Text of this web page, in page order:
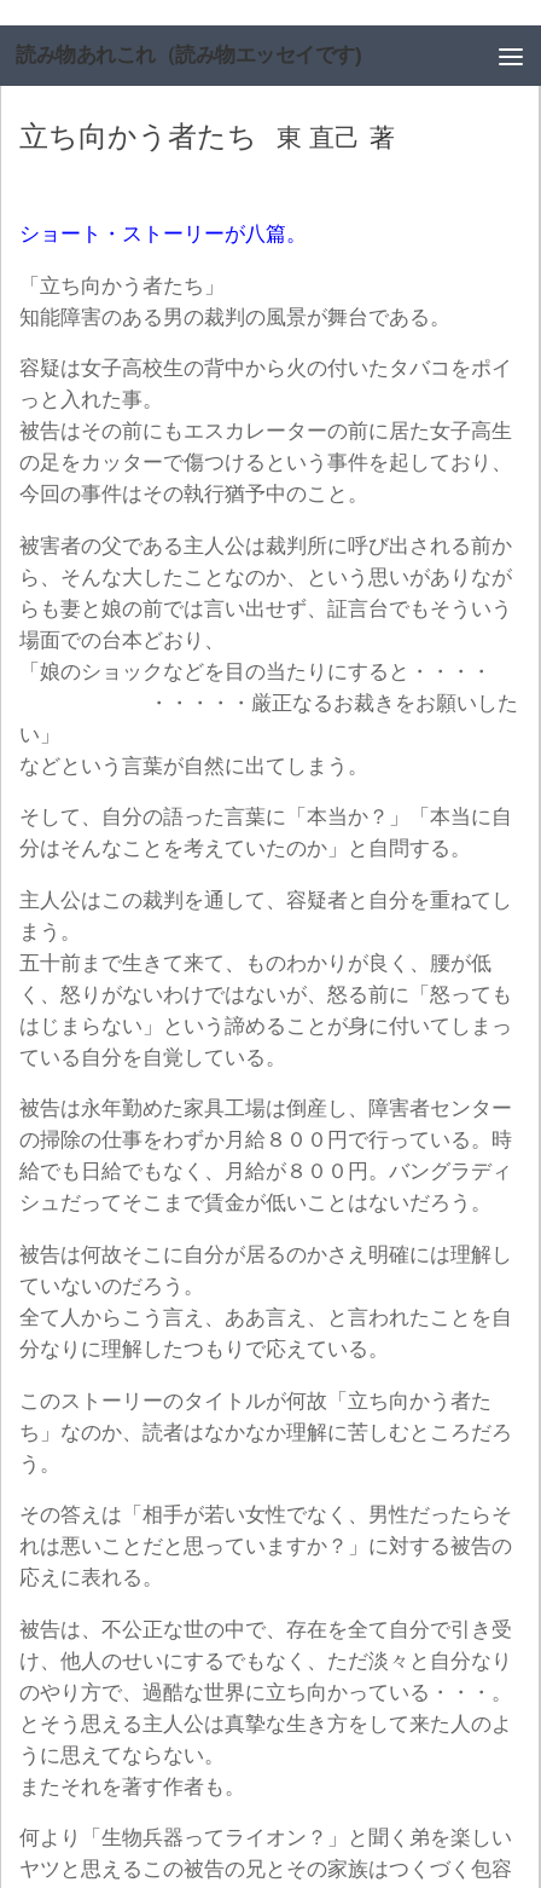
読み物あれこれ（読み物エッセイです)
立ち向かう者たち 東 直己 著
ショート・ストーリーが八篇。
「立ち向かう者たち」
知能障害のある男の裁判の風景が舞台である。
容疑は女子高校生の背中から火の付いたタバコをポイ
っと入れた事。
被告はその前にもエスカレーターの前に居た女子高生
の足をカッターで傷つけるという事件を起しており、
今回の事件はその執行猶予中のこと。
被害者の父である主人公は裁判所に呼び出される前か
ら、そんな大したことなのか、という思いがありなが
らも妻と娘の前では言い出せず、証言台でもそういう
場面での台本どおり、
「娘のショックなどを目の当たりにすると・・・・
・・・・・厳正なるお裁きをお願いした
い」
などという言葉が自然に出てしまう。
そして、自分の語った言葉に「本当か？」「本当に自
分はそんなことを考えていたのか」と自問する。
主人公はこの裁判を通して、容疑者と自分を重ねてし
まう。
五十前まで生きて来て、ものわかりが良く、腰が低
く、怒りがないわけではないが、怒る前に「怒っても
はじまらない」という諦めることが身に付いてしまっ
ている自分を自覚している。
被告は永年勤めた家具工場は倒産し、障害者センター
の掃除の仕事をわずか月給８００円で行っている。時
給でも日給でもなく、月給が８００円。バングラディ
シュだってそこまで賃金が低いことはないだろう。
被告は何故そこに自分が居るのかさえ明確には理解し
ていないのだろう。
全て人からこう言え、ああ言え、と言われたことを自
分なりに理解したつもりで応えている。
このストーリーのタイトルが何故「立ち向かう者た
ち」なのか、読者はなかなか理解に苦しむところだろ
う。
その答えは「相手が若い女性でなく、男性だったらそ
れは悪いことだと思っていますか？」に対する被告の
応えに表れる。
被告は、不公正な世の中で、存在を全て自分で引き受
け、他人のせいにするでもなく、ただ淡々と自分なり
のやり方で、過酷な世界に立ち向かっている・・・。
とそう思える主人公は真摯な生き方をして来た人のよ
うに思えてならない。
またそれを著す作者も。
何より「生物兵器ってライオン？」と聞く弟を楽しい
ヤツと思えるこの被告の兄とその家族はつくづく包容